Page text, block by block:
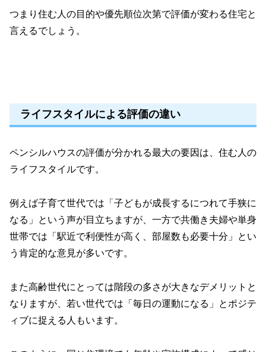
つまり住む人の目的や優先順位次第で評価が変わる住宅と
言えるでしょう。
ライフスタイルによる評価の違い
ペンシルハウスの評価が分かれる最大の要因は、住む人の
ライフスタイルです。
例えば子育て世代では「子どもが成長するにつれて手狭に
なる」という声が目立ちますが、一方で共働き夫婦や単身
世帯では「駅近で利便性が高く、部屋数も必要十分」とい
う肯定的な意見が多いです。
また高齢世代にとっては階段の多さが大きなデメリットと
なりますが、若い世代では「毎日の運動になる」とポジテ
ィブに捉える人もいます。